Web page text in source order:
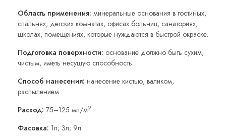
Область применения: минеральные основания в гостиных,
спальнях, детских комнатах, офисах больниц, санаториях,
школах, помещениях, которые нуждаются в быстрой окраске.
Подготовка поверхности: основание должно быть сухим,
чистым, иметь несущую способность.
Способ нанесения: нанесение кистью, валиком,
распылением.
Расход: 75–125 мл/м2.
Фасовка: 1л; 3л; 9л.